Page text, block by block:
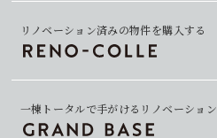
リノベーション済みの物件を購入する
一棟トータルで手がけるリノベーション